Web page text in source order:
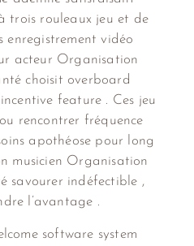
trois rouleaux jeu et de
enregistrement vidéo
acteur Organisation
choisit overboard
feature . Ces jeu
rencontrer fréquence
apothéose pour long
musicien Organisation
savourer indéfectible ,
l’avantage .
software system